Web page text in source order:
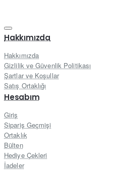
Hakkımızda
Hakkımızda
Gizlilik ve Güvenlik Politikası
Şartlar ve Koşullar
Satış Ortaklığı
Hesabım
Giriş
Sipariş Geçmişi
Ortaklık
Bülten
Hediye Çekleri
İadeler